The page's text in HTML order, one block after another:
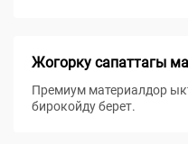
Жогорку сапаттагы
Премиум материалдор
бирокойду берет.